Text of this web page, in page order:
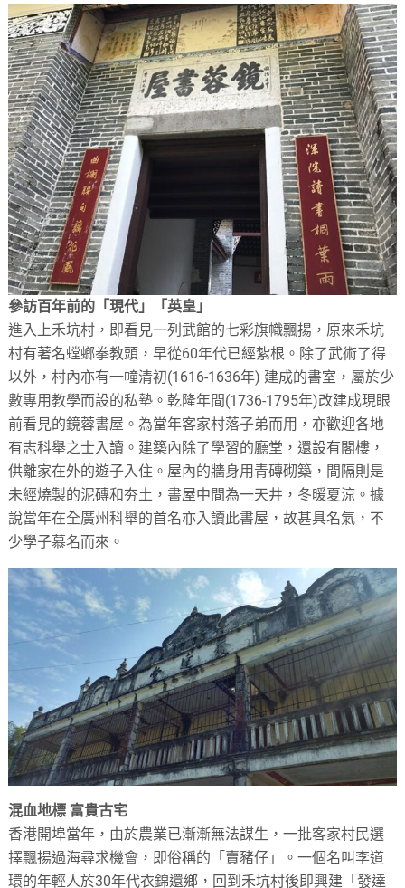
參訪百年前的「現代」「英皇」
進入上禾坑村，即看見一列武館的七彩旗幟飄揚，原來禾坑
村有著名螳螂拳教頭，早從60年代已經紮根。除了武術了得
以外，村內亦有一幢清初(1616-1636年) 建成的書室，屬於少
數專用教學而設的私墊。乾隆年間(1736-1795年)改建成現眼
前看見的鏡蓉書屋。為當年客家村落子弟而用，亦歡迎各地
有志科舉之士入讀。建築內除了學習的廳堂，還設有閣樓，
供離家在外的遊子入住。屋內的牆身用青磚砌築，間隔則是
未經燒製的泥磚和夯土，書屋中間為一天井，冬暖夏涼。據
說當年在全廣州科舉的首名亦入讀此書屋，故甚具名氣，不
少學子慕名而來。
混血地標 富貴古宅
香港開埠當年，由於農業已漸漸無法謀生，一批客家村民選
擇飄揚過海尋求機會，即俗稱的「賣豬仔」。一個名叫李道
環的年輕人於30年代衣錦還鄉，回到禾坑村後即興建「發達